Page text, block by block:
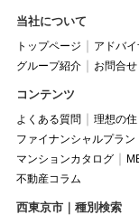
当社について
トップページ アドバ
グループ紹介
お問合せ
コンテンツ
よくある質問 理想の
ファイナンシャルプラン
マンションカタログ
不動産コラム
西東京市｜種別検索